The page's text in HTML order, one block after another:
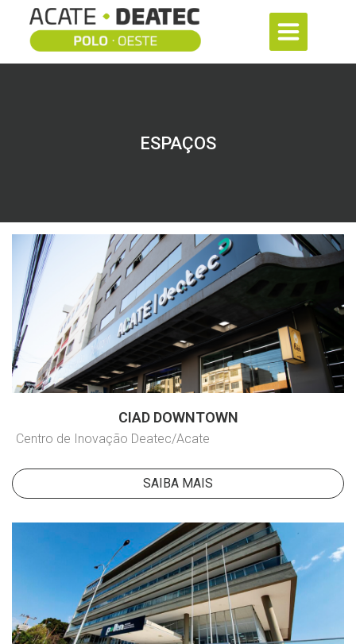
ESPAÇOS
CIAD DOWNTOWN
Centro de Inovação Deatec/Acate
SAIBA MAIS